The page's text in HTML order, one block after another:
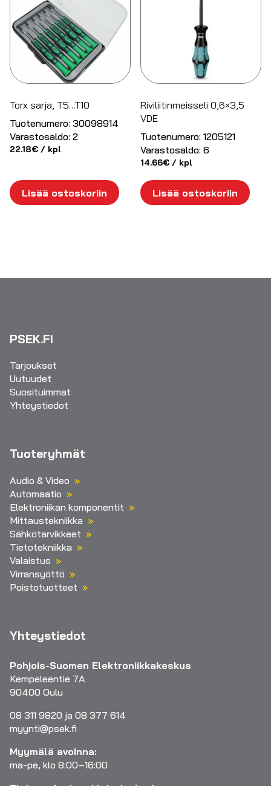
Torx sarja, T5…T10
Tuotenumero: 30098914
Varastosaldo: 2
22.18€ / kpl
Lisää ostoskoriin
Riviliitinmeisseli 0,6×3,5
VDE
Tuotenumero: 1205121
Varastosaldo: 6
14.66€ / kpl
Lisää ostoskoriin
PSEK.FI
Tarjoukset
Uutuudet
Suosituimmat
Yhteystiedot
Tuoteryhmät
Audio & Video
Automaatio
Elektroniikan komponentit
Mittaustekniikka
Sähkötarvikkeet
Tietotekniikka
Valaistus
Virransyöttö
Poistotuotteet
Yhteystiedot
Pohjois-Suomen Elektroniikkakeskus
Kempeleentie 7A
90400 Oulu
08 311 9820 ja 08 377 614
myynti@psek.fi
Myymälä avoinna:
ma-pe, klo 8:00–16:00